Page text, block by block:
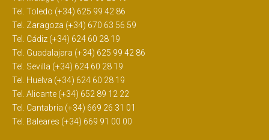
Tel. Toledo (+34) 625 99 42 86
Tel. Zaragoza (+34) 670 63 56 59
Tel. Cádiz (+34) 624 60 28 19
Tel. Guadalajara (+34) 625 99 42 86
Tel. Sevilla (+34) 624 60 28 19
Tel. Huelva (+34) 624 60 28 19
Tel. Alicante (+34) 652 89 12 22
Tel. Cantabria (+34) 669 26 31 01
Tel. Baleares (+34) 669 91 00 00